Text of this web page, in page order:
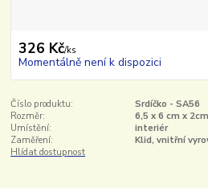
326 Kč/ks
Momentálně není k dispozici
Číslo produktu:
Srdíčko - SA56
Rozměr:
6,5 x 6 cm x 2cm
Umístění:
interiér
Zaměření:
Klid, vnitřní
Hlídat dostupnost